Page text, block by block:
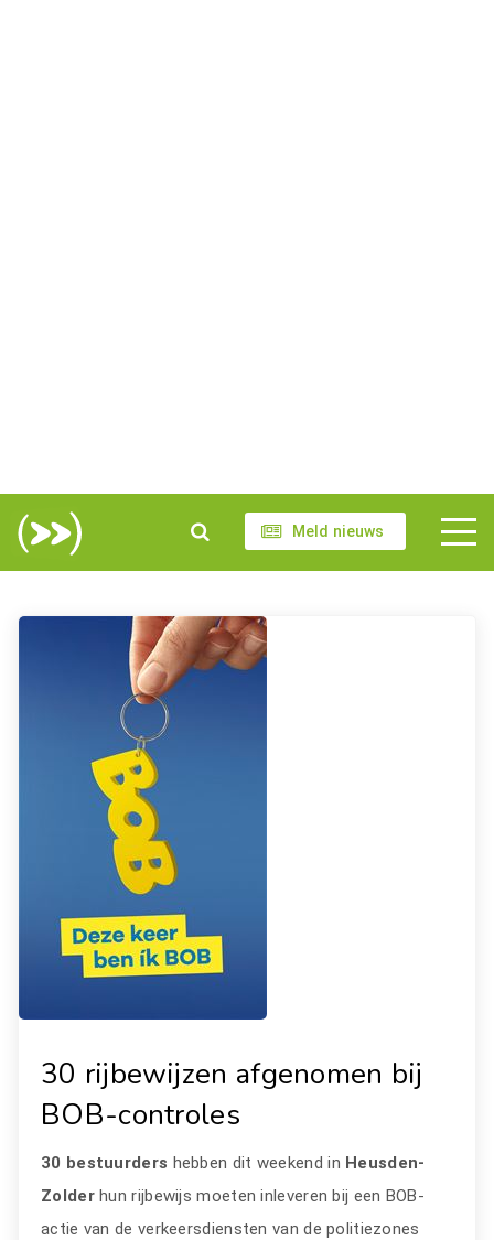
Meld nieuws
30 rijbewijzen afgenomen bij
BOB-controles
30 bestuurders hebben dit weekend in Heusden-
Zolderhun rijbewijs moeten inleveren bij een BOB-
actie van de verkeersdiensten van de politiezones